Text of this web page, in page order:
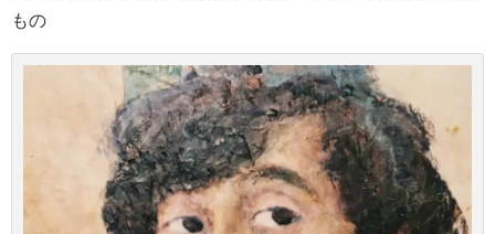
もの